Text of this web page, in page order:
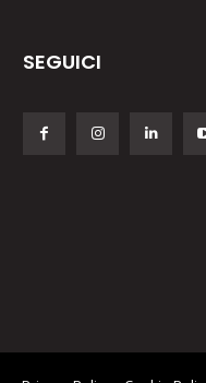
SEGUICI